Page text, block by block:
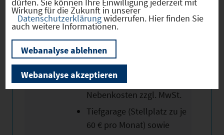
und die A8 in unmittelbarer
Nähe.
Die monatliche Miete
beträgt:
16,62 €/ m² + 2,75 €/ m²
Nebenkosten zzgl. MwSt.
Tiefgarage (Stellplatz zu je
60 € pro Monat) sowie
Wirkung für die Zukunft in unserer
Datenschutzerklärungwiderrufen. Hier finden Sie
auch weitere Informationen.
Webanalyse ablehnen
Webanalyse akzeptieren